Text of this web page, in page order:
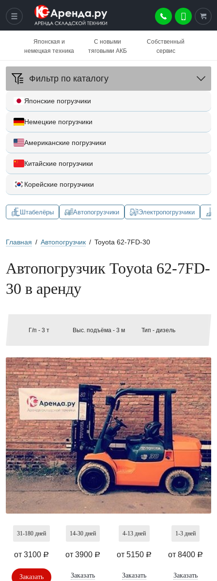
Японская и
немецкая техника
С новыми
тяговыми АКБ
Собственный
сервис
Фильтр по каталогу
Японские погрузчики
Немецкие погрузчики
Американские погрузчики
Китайские погрузчики
Корейские погрузчики
Штабелёры Автопогрузчики Электропогрузчики
Главная / Автопогрузчик / Toyota 62-7FD-30
Автопогрузчик Toyota 62-7FD-
30 в аренду
Г/п - 3 т Выс. подъёма - 3 м Тип - дизель
31-180 дней
от 3100 a
Заказать
14-30 дней
от 3900 a
Заказать
4-13 дней
от 5150 a
Заказать
1-3 дней
от 8400 a
Заказать